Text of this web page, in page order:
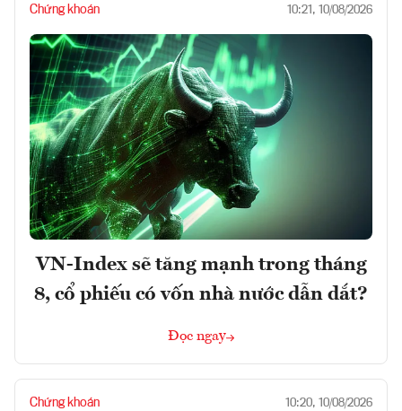
Chứng khoán 10:21, 10/08/2026
VN-Index sẽ tăng mạnh trong tháng
8, cổ phiếu có vốn nhà nước dẫn dắt?
Đọc ngay
Chứng khoán 10:20, 10/08/2026